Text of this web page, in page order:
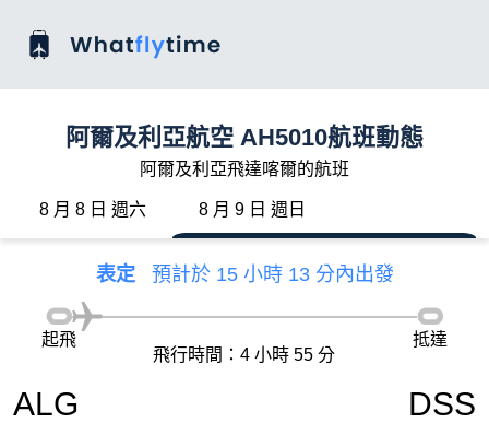
阿爾及利亞航空 AH5010航班動態
阿爾及利亞飛達喀爾的航班
8 月 8 日 週六 8 月 9 日 週日
表定 預計於 15 小時 13 分內出發
ALG
起飛
飛行時間：4 小時 55 分
抵達
DSS